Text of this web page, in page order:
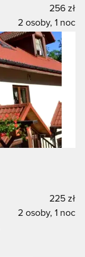
256 zł
2 osoby, 1 noc
225 zł
2 osoby, 1 noc